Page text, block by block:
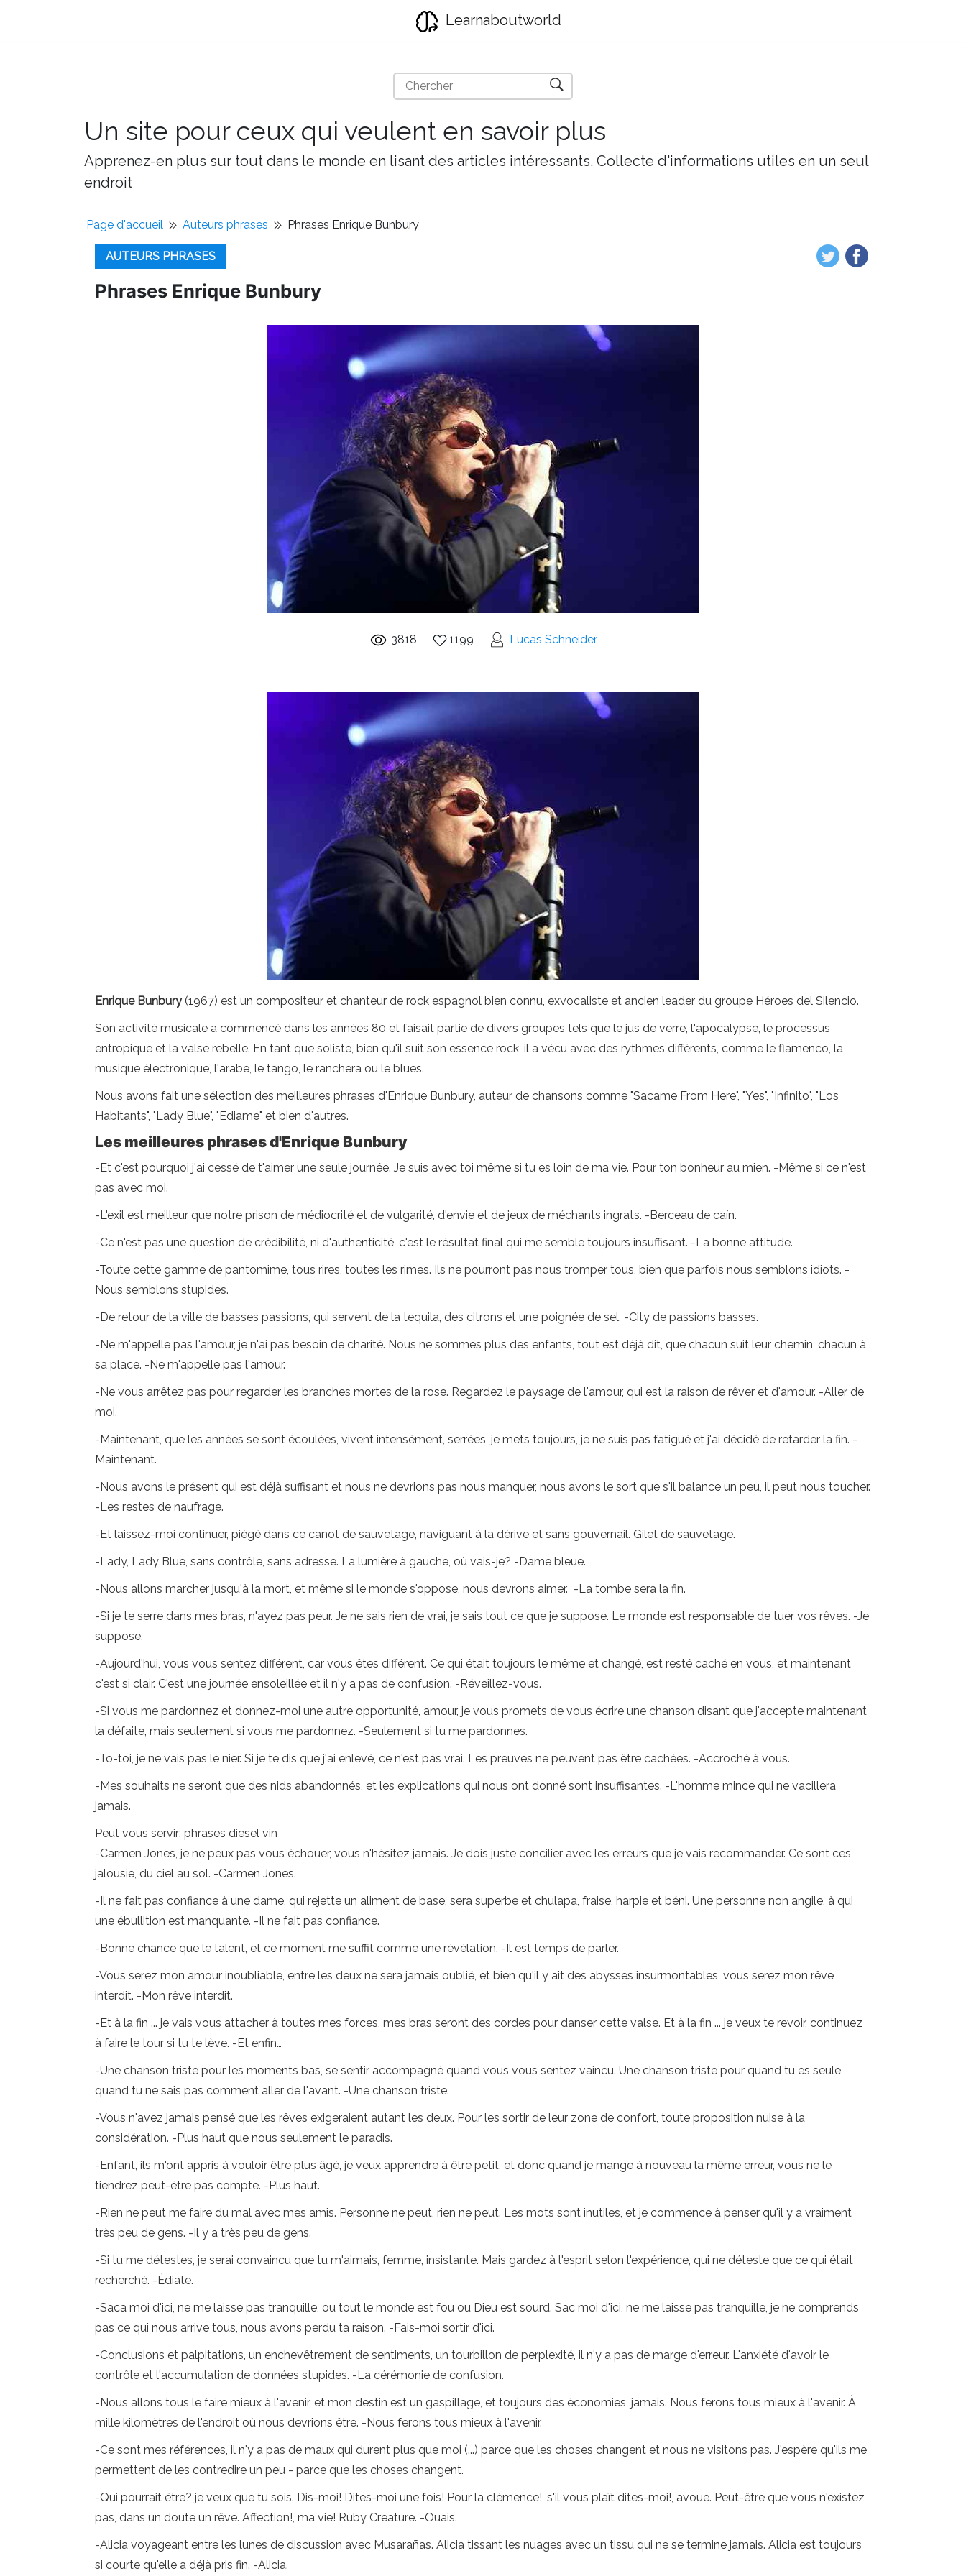
Learnaboutworld
Un site pour ceux qui veulent en savoir plus
Apprenez-en plus sur tout dans le monde en lisant des articles intéressants. Collecte d'informations utiles en un seul
endroit
Page d'accueil Auteurs phrases Phrases Enrique Bunbury
AUTEURS PHRASES
Phrases Enrique Bunbury
3818 1199 Lucas Schneider
Enrique Bunbury(1967) est un compositeur et chanteur de rock espagnol bien connu, exvocaliste et ancien leader du groupe Héroes del Silencio.
Son activité musicale a commencé dans les années 80 et faisait partie de divers groupes tels que le jus de verre, l'apocalypse, le processus
entropique et la valse rebelle. En tant que soliste, bien qu'il suit son essence rock, il a vécu avec des rythmes différents, comme le flamenco, la
musique électronique, l'arabe, le tango, le ranchera ou le blues.
Nous avons fait une sélection des meilleures phrases d'Enrique Bunbury, auteur de chansons comme "Sacame From Here", "Yes", "Infinito", "Los
Habitants", "Lady Blue", "Ediame" et bien d'autres.
Les meilleures phrases d'Enrique Bunbury
-Et c'est pourquoi j'ai cessé de t'aimer une seule journée. Je suis avec toi même si tu es loin de ma vie. Pour ton bonheur au mien. -Même si ce n'est
pas avec moi.
-L'exil est meilleur que notre prison de médiocrité et de vulgarité, d'envie et de jeux de méchants ingrats. -Berceau de caín.
-Ce n'est pas une question de crédibilité, ni d'authenticité, c'est le résultat final qui me semble toujours insuffisant. -La bonne attitude.
-Toute cette gamme de pantomime, tous rires, toutes les rimes. Ils ne pourront pas nous tromper tous, bien que parfois nous semblons idiots. -
Nous semblons stupides.
-De retour de la ville de basses passions, qui servent de la tequila, des citrons et une poignée de sel. -City de passions basses.
-Ne m'appelle pas l'amour, je n'ai pas besoin de charité. Nous ne sommes plus des enfants, tout est déjà dit, que chacun suit leur chemin, chacun à
sa place. -Ne m'appelle pas l'amour.
-Ne vous arrêtez pas pour regarder les branches mortes de la rose. Regardez le paysage de l'amour, qui est la raison de rêver et d'amour. -Aller de
moi.
-Maintenant, que les années se sont écoulées, vivent intensément, serrées, je mets toujours, je ne suis pas fatigué et j'ai décidé de retarder la fin. -
Maintenant.
-Nous avons le présent qui est déjà suffisant et nous ne devrions pas nous manquer, nous avons le sort que s'il balance un peu, il peut nous toucher.
-Les restes de naufrage.
-Et laissez-moi continuer, piégé dans ce canot de sauvetage, naviguant à la dérive et sans gouvernail. Gilet de sauvetage.
-Lady, Lady Blue, sans contrôle, sans adresse. La lumière à gauche, où vais-je? -Dame bleue.
-Nous allons marcher jusqu'à la mort, et même si le monde s'oppose, nous devrons aimer. -La tombe sera la fin.
-Si je te serre dans mes bras, n'ayez pas peur. Je ne sais rien de vrai, je sais tout ce que je suppose. Le monde est responsable de tuer vos rêves. -Je
suppose.
-Aujourd'hui, vous vous sentez différent, car vous êtes différent. Ce qui était toujours le même et changé, est resté caché en vous, et maintenant
c'est si clair. C'est une journée ensoleillée et il n'y a pas de confusion. -Réveillez-vous.
-Si vous me pardonnez et donnez-moi une autre opportunité, amour, je vous promets de vous écrire une chanson disant que j'accepte maintenant
la défaite, mais seulement si vous me pardonnez. -Seulement si tu me pardonnes.
-To-toi, je ne vais pas le nier. Si je te dis que j'ai enlevé, ce n'est pas vrai. Les preuves ne peuvent pas être cachées. -Accroché à vous.
-Mes souhaits ne seront que des nids abandonnés, et les explications qui nous ont donné sont insuffisantes. -L'homme mince qui ne vacillera
jamais.
Peut vous servir: phrases diesel vin
-Carmen Jones, je ne peux pas vous échouer, vous n'hésitez jamais. Je dois juste concilier avec les erreurs que je vais recommander. Ce sont ces
jalousie, du ciel au sol. -Carmen Jones.
-Il ne fait pas confiance à une dame, qui rejette un aliment de base, sera superbe et chulapa, fraise, harpie et béni. Une personne non angile, à qui
une ébullition est manquante. -Il ne fait pas confiance.
-Bonne chance que le talent, et ce moment me suffit comme une révélation. -Il est temps de parler.
-Vous serez mon amour inoubliable, entre les deux ne sera jamais oublié, et bien qu'il y ait des abysses insurmontables, vous serez mon rêve
interdit. -Mon rêve interdit.
-Et à la fin ... je vais vous attacher à toutes mes forces, mes bras seront des cordes pour danser cette valse. Et à la fin ... je veux te revoir, continuez
à faire le tour si tu te lève. -Et enfin…
-Une chanson triste pour les moments bas, se sentir accompagné quand vous vous sentez vaincu. Une chanson triste pour quand tu es seule,
quand tu ne sais pas comment aller de l'avant. -Une chanson triste.
-Vous n'avez jamais pensé que les rêves exigeraient autant les deux. Pour les sortir de leur zone de confort, toute proposition nuise à la
considération. -Plus haut que nous seulement le paradis.
-Enfant, ils m'ont appris à vouloir être plus âgé, je veux apprendre à être petit, et donc quand je mange à nouveau la même erreur, vous ne le
tiendrez peut-être pas compte. -Plus haut.
-Rien ne peut me faire du mal avec mes amis. Personne ne peut, rien ne peut. Les mots sont inutiles, et je commence à penser qu'il y a vraiment
très peu de gens. -Il y a très peu de gens.
-Si tu me détestes, je serai convaincu que tu m'aimais, femme, insistante. Mais gardez à l'esprit selon l'expérience, qui ne déteste que ce qui était
recherché. -Édiate.
-Saca moi d'ici, ne me laisse pas tranquille, ou tout le monde est fou ou Dieu est sourd. Sac moi d'ici, ne me laisse pas tranquille, je ne comprends
pas ce qui nous arrive tous, nous avons perdu ta raison. -Fais-moi sortir d'ici.
-Conclusions et palpitations, un enchevêtrement de sentiments, un tourbillon de perplexité, il n'y a pas de marge d'erreur. L'anxiété d'avoir le
contrôle et l'accumulation de données stupides. -La cérémonie de confusion.
-Nous allons tous le faire mieux à l'avenir, et mon destin est un gaspillage, et toujours des économies, jamais. Nous ferons tous mieux à l'avenir. À
mille kilomètres de l'endroit où nous devrions être. -Nous ferons tous mieux à l'avenir.
-Ce sont mes références, il n'y a pas de maux qui durent plus que moi (...) parce que les choses changent et nous ne visitons pas. J'espère qu'ils me
permettent de les contredire un peu - parce que les choses changent.
-Qui pourrait être? je veux que tu sois. Dis-moi! Dites-moi une fois! Pour la clémence!, s'il vous plaît dites-moi!, avoue. Peut-être que vous n'existez
pas, dans un doute un rêve. Affection!, ma vie! Ruby Creature. -Ouais.
-Alicia voyageant entre les lunes de discussion avec Musarañas. Alicia tissant les nuages ​​avec un tissu qui ne se termine jamais. Alicia est toujours
si courte qu'elle a déjà pris fin. -Alicia.